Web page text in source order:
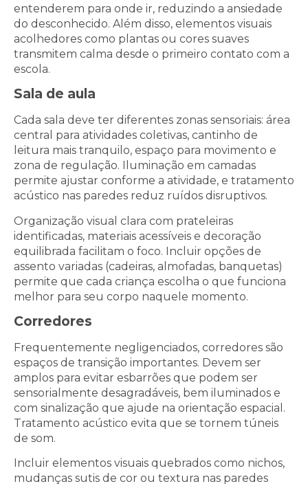
entenderem para onde ir, reduzindo a ansiedade
do desconhecido. Além disso, elementos visuais
acolhedores como plantas ou cores suaves
transmitem calma desde o primeiro contato com a
escola.
Sala de aula
Cada sala deve ter diferentes zonas sensoriais: área
central para atividades coletivas, cantinho de
leitura mais tranquilo, espaço para movimento e
zona de regulação. Iluminação em camadas
permite ajustar conforme a atividade, e tratamento
acústico nas paredes reduz ruídos disruptivos.
Organização visual clara com prateleiras
identificadas, materiais acessíveis e decoração
equilibrada facilitam o foco. Incluir opções de
assento variadas (cadeiras, almofadas, banquetas)
permite que cada criança escolha o que funciona
melhor para seu corpo naquele momento.
Corredores
Frequentemente negligenciados, corredores são
espaços de transição importantes. Devem ser
amplos para evitar esbarrões que podem ser
sensorialmente desagradáveis, bem iluminados e
com sinalização que ajude na orientação espacial.
Tratamento acústico evita que se tornem túneis
de som.
Incluir elementos visuais quebrados como nichos,
mudanças sutis de cor ou textura nas paredes